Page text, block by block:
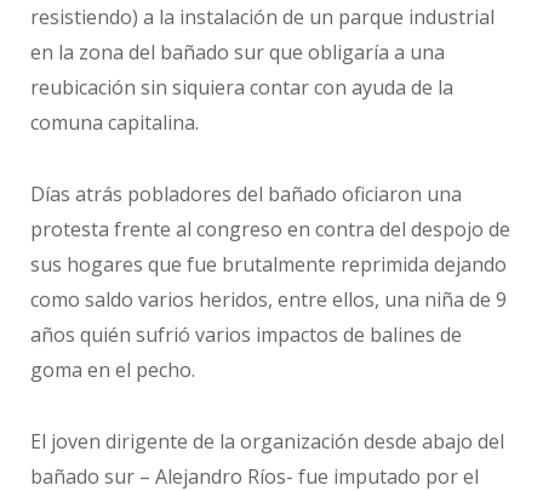
resistiendo) a la instalación de un parque industrial
en la zona del bañado sur que obligaría a una
reubicación sin siquiera contar con ayuda de la
comuna capitalina.
Días atrás pobladores del bañado oficiaron una
protesta frente al congreso en contra del despojo de
sus hogares que fue brutalmente reprimida dejando
como saldo varios heridos, entre ellos, una niña de 9
años quién sufrió varios impactos de balines de
goma en el pecho.
El joven dirigente de la organización desde abajo del
bañado sur – Alejandro Ríos- fue imputado por el